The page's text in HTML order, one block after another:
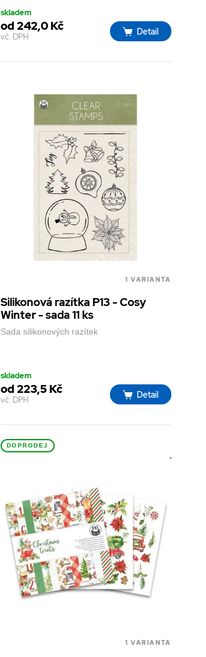
skladem
od 242,0 Kč
vč. DPH Detail
1 VARIANTA
Silikonová razítka P13 - Cosy
Winter - sada 11 ks
Sada silikonových razítek
skladem
od 223,5 Kč
vč. DPH Detail
DOPRODEJ
1 VARIANTA